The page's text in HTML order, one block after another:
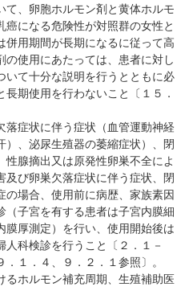
て、卵胞ホルモン剤と黄体ホルモ
癌になる危険性が対照群の女性と
併用期間が長期になるに従って高
の使用にあたっては、患者に対し
いて十分な説明を行うとともに必
期使用を行わないこと〔１５．
落症状に伴う症状（血管運動神経
、泌尿生殖器の萎縮症状）、閉
腺摘出又は原発性卵巣不全によ
及び卵巣欠落症状に伴う症状、閉
場合、使用前に病歴、家族素因
（子宮を有する患者は子宮内膜細
膜厚測定）を行い、使用開始後は
科検診を行うこと〔２．１－
１．４、９．２．１参照〕。
るホルモン補充周期、生殖補助医